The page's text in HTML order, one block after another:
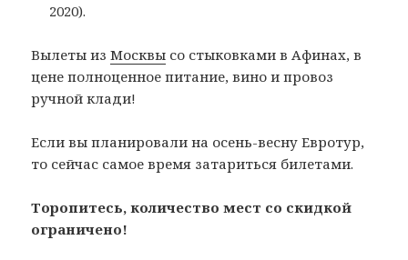
2020).
Вылеты изМосквы со стыковками в Афинах, в
цене полноценное питание, вино и провоз
ручной клади!
Если вы планировали на осень-весну Евротур,
то сейчас самое время затариться билетами.
Торопитесь, количество мест со скидкой
ограничено!